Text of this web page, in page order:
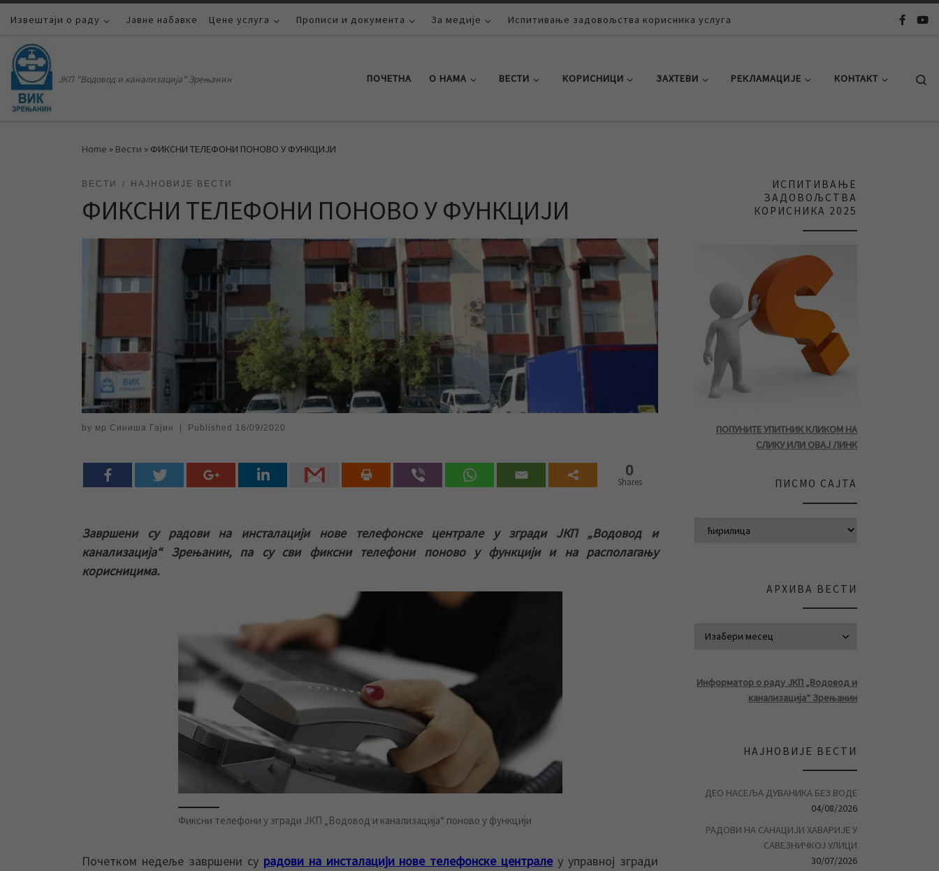
Skip to content
Извештаји о раду Јавне набавке Цене услуга Прописи и документа За медије Испитивање задовољства корисника услуга
ЈКП "Водовод и канализација" Зрењанин ПОЧЕТНА О НАМА ВЕСТИ КОРИСНИЦИ ЗАХТЕВИ РЕКЛАМАЦИЈЕ КОНТАКТ
Home » Вести » ФИКСНИ ТЕЛЕФОНИ ПОНОВО У ФУНКЦИЈИ
ВЕСТИ НАЈНОВИЈЕ ВЕСТИ
ФИКСНИ ТЕЛЕФОНИ ПОНОВО У ФУНКЦИЈИ
by мр Синиша Гајин Published 16/09/2020
0
Shares
Завршени су радови на инсталацији нове телефонске централе у згради ЈКП „Водовод и
канализација“ Зрењанин, па су сви фиксни телефони поново у функцији и на располагању
корисницима.
Фиксни телефони у згради ЈКП „Водовод и канализација“ поново у функцији
Почетком недеље завршени су радови на инсталацији нове телефонске централеу управној згради
ИСПИТИВАЊЕ
ЗАДОВОЉСТВА
КОРИСНИКА 2025
ПОПУНИТЕ УПИТНИК КЛИКОМ НА
СЛИКУ ИЛИ ОВАЈ ЛИНК
ПИСМО САЈТА
АРХИВА ВЕСТИ
Информатор о раду ЈКП „Водовод и
канализација“ Зрењанин
НАЈНОВИЈЕ ВЕСТИ
ДЕО НАСЕЉА ДУВАНИКА БЕЗ ВОДЕ
04/08/2026
РАДОВИ НА САНАЦИЈИ ХАВАРИЈЕ У
САВЕЗНИЧКОЈ УЛИЦИ
30/07/2026